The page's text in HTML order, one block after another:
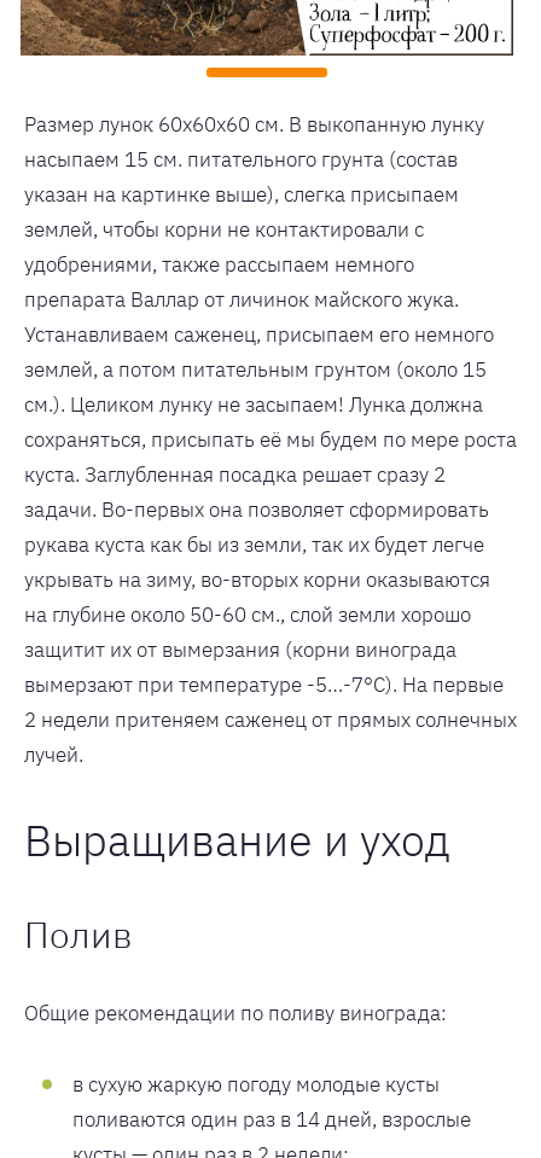
Размер лунок 60х60х60 см. В выкопанную лунку
насыпаем 15 см. питательного грунта (состав
указан на картинке выше), слегка присыпаем
землей, чтобы корни не контактировали с
удобрениями, также рассыпаем немного
препарата Валлар от личинок майского жука.
Устанавливаем саженец, присыпаем его немного
землей, а потом питательным грунтом (около 15
см.). Целиком лунку не засыпаем! Лунка должна
сохраняться, присыпать её мы будем по мере роста
куста. Заглубленная посадка решает сразу 2
задачи. Во-первых она позволяет сформировать
рукава куста как бы из земли, так их будет легче
укрывать на зиму, во-вторых корни оказываются
на глубине около 50-60 см., слой земли хорошо
защитит их от вымерзания (корни винограда
вымерзают при температуре -5…-7°С). На первые
2 недели притеняем саженец от прямых солнечных
лучей.
Выращивание и уход
Полив
Общие рекомендации по поливу винограда:
в сухую жаркую погоду молодые кусты
поливаются один раз в 14 дней, взрослые